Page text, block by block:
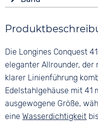
Rund
Material
Farbe
Silber
Analog
Blau
Ziffern
Keine
Silber
Material
Edelstahl
Bandschließe
Faltschließe
Die Longines Conquest
eleganter Allrounder,
klarer Linienführung
Edelstahlgehäuse mit 41
ausgewogene Größe,
eineWasserdichtigkeit